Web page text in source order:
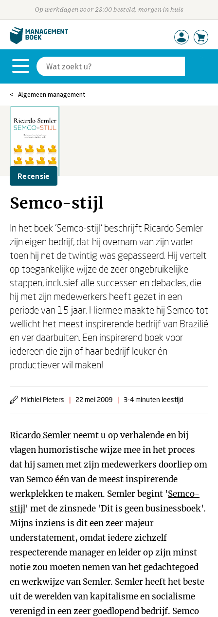
Op werkdagen voor 23:00 besteld, morgen in huis
Algemeen management
Recensie
Semco-stijl
In het boek 'Semco-stijl' beschrijft Ricardo Semler
zijn eigen bedrijf, dat hij overnam van zijn vader
toen hij net de twintig was gepasseerd. Hij vertelt
op toegankelijke wijze de zeer ongebruikelijke
stappen, inclusief alle successen en debacles, die
hij met zijn medewerkers heeft gezet in een
periode van 15 jaar. Hiermee maakte hij Semco tot
wellicht het meest inspirerende bedrijf van Brazilië
en ver daarbuiten. Een inspirerend boek voor
iedereen die zijn of haar bedrijf leuker én
productiever wil maken!
Michiel Pieters | 22 mei 2009 | 3-4 minuten leestijd
Ricardo Semlerneemt u op verhalende en bij
vlagen humoristische wijze mee in het proces
dat hij samen met zijn medewerkers doorliep om
van Semco één van de meest inspirerende
werkplekken te maken. Semler begint 'Semco-
stijl' met de zinsnede 'Dit is geen businessboek'.
Mijns inziens is dit een zeer majeur
understatement, omdat iedere zichzelf
respecterende manager en leider op zijn minst
notie zou moeten nemen van het gedachtegoed
en werkwijze van Semler. Semler heeft het beste
uit de werelden van kapitalisme en socialisme
verenigd in een zeer goedlopend bedrijf. Semco